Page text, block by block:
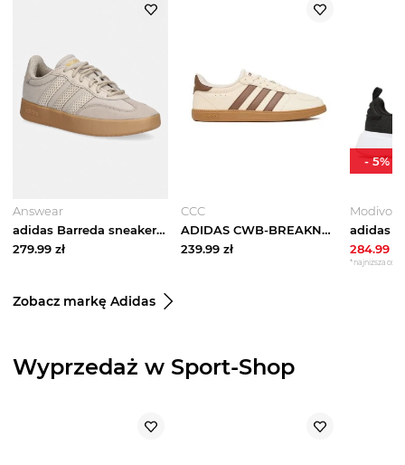
Answear
adidas Barreda sneakersy damskie beżowy
279.99 zł
CCC
ADIDAS CWB-BREAKNET SLEEK KK2207 Kremowy
239.99 zł
Modivo
284.99zł
*najniższa cena
-5%
Zobacz markę Adidas
Wyprzedaż w Sport-Shop